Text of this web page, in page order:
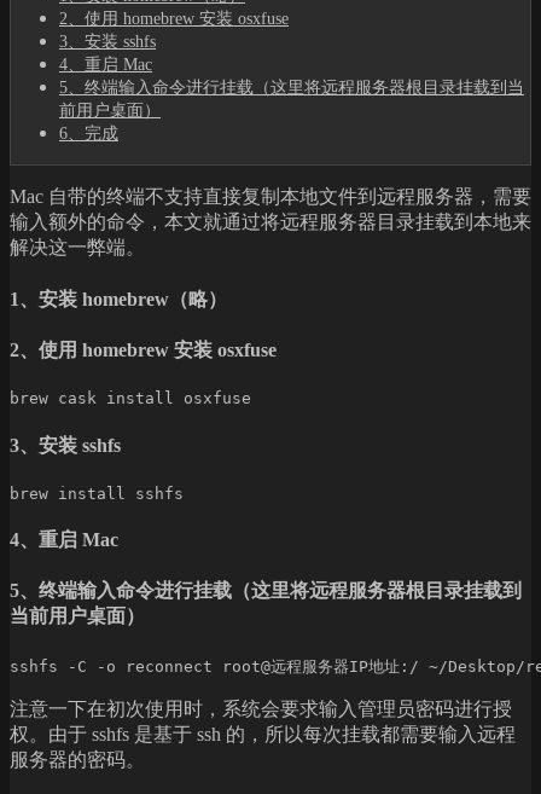
2、使用 homebrew 安装 osxfuse
3、安装 sshfs
4、重启 Mac
5、终端输入命令进行挂载（这里将远程服务器根目录挂载到当
前用户桌面）
6、完成
Mac 自带的终端不支持直接复制本地文件到远程服务器，需要
输入额外的命令，本文就通过将远程服务器目录挂载到本地来
解决这一弊端。
1、安装 homebrew（略）
2、 使用 homebrew 安装 osxfuse
3、 安装 sshfs
4、重启 Mac
5、终端输入命令进行挂载（这里将远程服务器根目录挂载到
当前用户桌面）
注意一下在初次使用时，系统会要求输入管理员密码进行授
权。由于 sshfs 是基于 ssh 的，所以每次挂载都需要输入远程
服务器的密码。